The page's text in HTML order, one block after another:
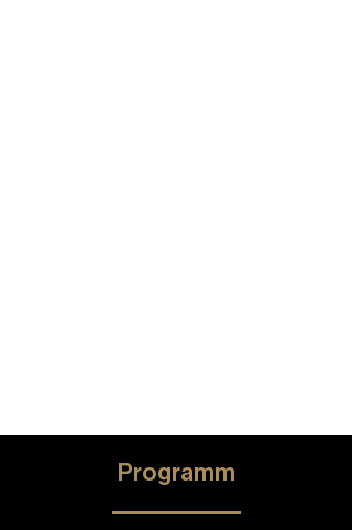
Programm